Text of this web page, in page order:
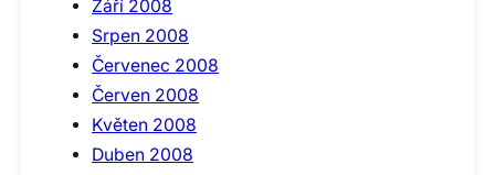
Září 2008
Srpen 2008
Červenec 2008
Červen 2008
Květen 2008
Duben 2008